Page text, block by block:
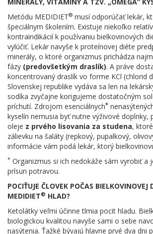
Metódu MEDIDIET® musí odporúčať lekár,
špeciálnym školením. Existuje niekoľko
kontraindikácií k používaniu bielkovinových
vylúčiť. Lekár navyše k proteínovej diéte
minerály, o ktoré organizmus prichádza
fázy (predovšetkým draslík). A práve
koncentrovaný draslík vo forme KCl (chlorid
Slovenskej republike vydáva sa len na
sodíka zvyčajne korigujeme dostatočným
príchutí. Zdrojom esenciálnych*
kyselín nemusia byť nutne výživové doplnky,
oleje z prvého lisovania za studena,
zálievku na šaláty (repkový, pupalkový,
informácie vám podá lekár, ktorý
* Organizmus si ich nedokáže sám vyrobiť a
prísun potravou.
POCIŤUJE ČLOVEK POČAS BIELKOVINOVEJ
MEDIDIET® HLAD?
Ketolátky veľmi účinne tlmia pocit hladu.
biologickou kvalitou navyše sami o sebe
nasýtenia. Ťažké bývajú hlavne prvé dva dni